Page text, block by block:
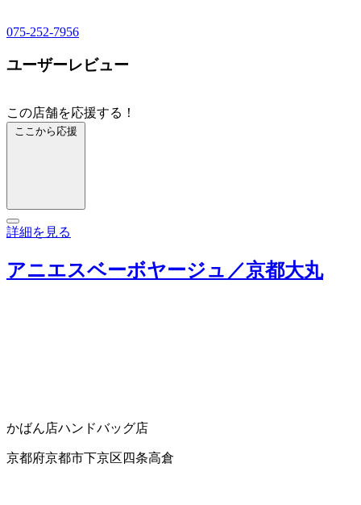
075-252-7956
ユーザーレビュー
この店舗を応援する！
ここから応援
詳細を見る
アニエスベーボヤージュ／京都大丸
かばん店ハンドバッグ店
京都府京都市下京区四条高倉